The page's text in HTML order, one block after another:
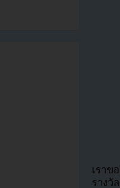
เราข
รางวั